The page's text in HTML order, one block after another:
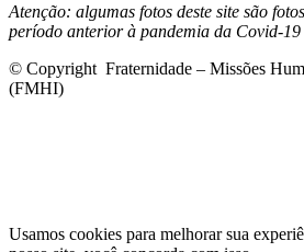
Atenção: algumas fotos deste site são
período anterior à pandemia da Covid-19
© Copyright Fraternidade – Missões
(FMHI)
Usamos cookies para melhorar sua